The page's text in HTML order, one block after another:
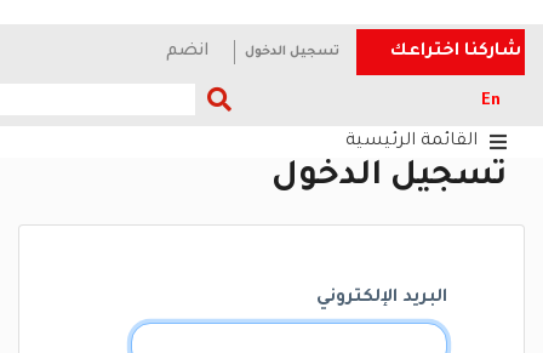
شاركنا اختراعك تسجيل الدخول انضم
En
القائمة الرئيسية
تسجيل الدخول
البريد الإلكتروني